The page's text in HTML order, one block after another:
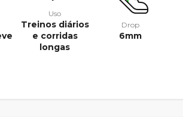
Uso
Treinos diários
e corridas
longas
Drop
6mm